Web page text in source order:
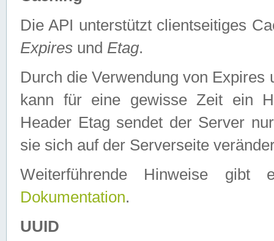
Die API unterstützt clientseitiges
Expires und Etag.
Durch die Verwendung von
kann für eine gewisse Zeit ein
Header Etag sendet der Server
sie sich auf der Serverseite
Weiterführende Hinweise
Dokumentation.
UUID